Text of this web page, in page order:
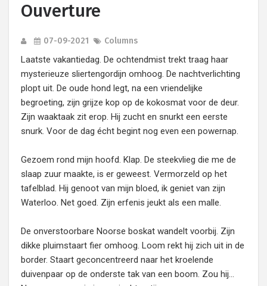
Ouverture
07-09-2021 Columns
Laatste vakantiedag. De ochtendmist trekt traag haar
mysterieuze sliertengordijn omhoog. De nachtverlichting
plopt uit. De oude hond legt, na een vriendelijke
begroeting, zijn grijze kop op de kokosmat voor de deur.
Zijn waaktaak zit erop. Hij zucht en snurkt een eerste
snurk. Voor de dag écht begint nog even een powernap.
Gezoem rond mijn hoofd. Klap. De steekvlieg die me de
slaap zuur maakte, is er geweest. Vermorzeld op het
tafelblad. Hij genoot van mijn bloed, ik geniet van zijn
Waterloo. Net goed. Zijn erfenis jeukt als een malle.
De onverstoorbare Noorse boskat wandelt voorbij. Zijn
dikke pluimstaart fier omhoog. Loom rekt hij zich uit in de
border. Staart geconcentreerd naar het kroelende
duivenpaar op de onderste tak van een boom. Zou hij…